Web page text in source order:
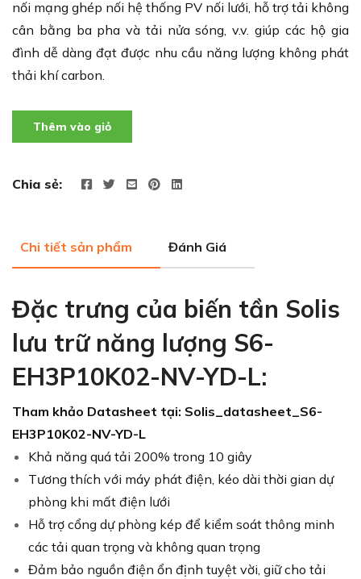
nối mạng ghép nối hệ thống PV nối lưới, hỗ trợ tải không
cân bằng ba pha và tải nửa sóng, v.v. giúp các hộ gia
đình dễ dàng đạt được nhu cầu năng lượng không phát
thải khí carbon.
Thêm vào giỏ
Chia sẻ:
Chi tiết sản phẩm Đánh Giá
Đặc trưng của biến tần Solis
lưu trữ năng lượng S6-
EH3P10K02-NV-YD-L:
Tham khảo Datasheet tại: Solis_datasheet_S6-
EH3P10K02-NV-YD-L
Khả năng quá tải 200% trong 10 giây
Tương thích với máy phát điện, kéo dài thời gian dự
phòng khi mất điện lưới
Hỗ trợ cổng dự phòng kép để kiểm soát thông minh
các tải quan trọng và không quan trọng
Đảm bảo nguồn điện ổn định tuyệt vời, giữ cho tải